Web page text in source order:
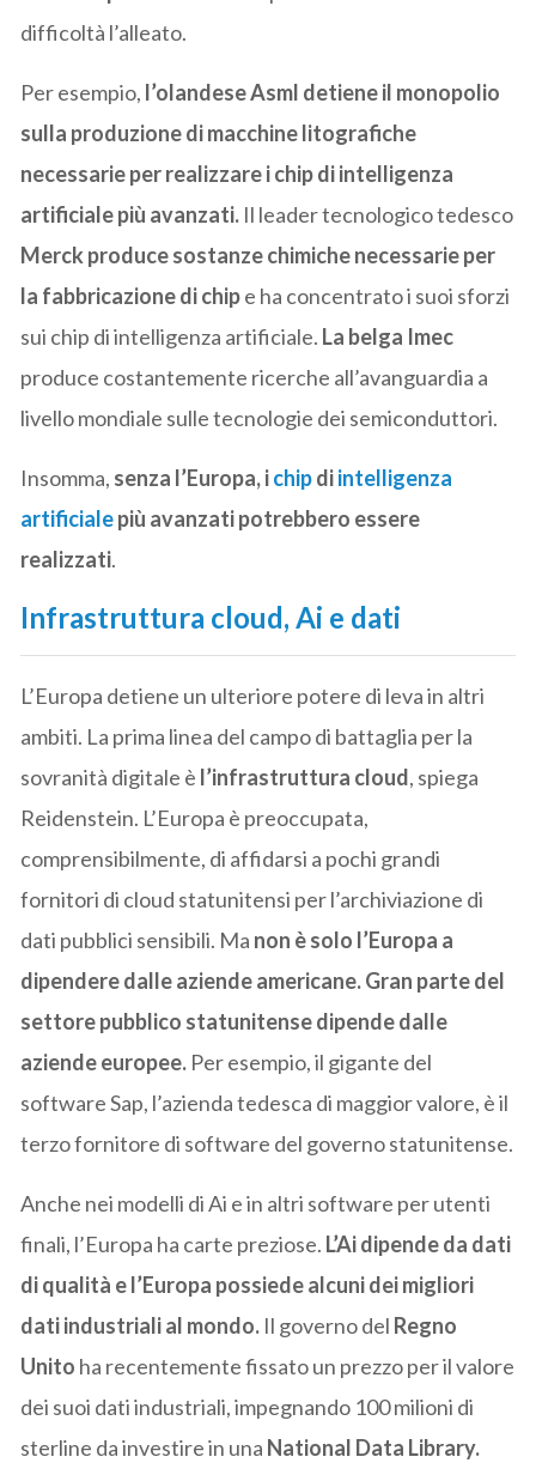
difficoltà l’alleato.
Per esempio, l’olandese Asml detiene il monopolio
sulla produzione di macchine litografiche
necessarie per realizzare i chip di intelligenza
artificiale più avanzati. Il leader tecnologico tedesco
Merck produce sostanze chimiche necessarie per
la fabbricazione di chipe ha concentrato i suoi sforzi
sui chip di intelligenza artificiale. La belga Imec
produce costantemente ricerche all’avanguardia a
livello mondiale sulle tecnologie dei semiconduttori.
Insomma, senza l’Europa, ichipdiintelligenza
artificialepiù avanzati potrebbero essere
realizzati.
Infrastruttura cloud, Ai e dati
L’Europa detiene un ulteriore potere di leva in altri
ambiti. La prima linea del campo di battaglia per la
sovranità digitale è l’infrastruttura cloud, spiega
Reidenstein. L’Europa è preoccupata,
comprensibilmente, di affidarsi a pochi grandi
fornitori di cloud statunitensi per l’archiviazione di
dati pubblici sensibili. Ma non è solo l’Europa a
dipendere dalle aziende americane. Gran parte del
settore pubblico statunitense dipende dalle
aziende europee. Per esempio, il gigante del
software Sap, l’azienda tedesca di maggior valore, è il
terzo fornitore di software del governo statunitense.
Anche nei modelli di Ai e in altri software per utenti
finali, l’Europa ha carte preziose. L’Ai dipende da dati
di qualità e l’Europa possiede alcuni dei migliori
dati industriali al mondo. Il governo del Regno
Unito ha recentemente fissato un prezzo per il valore
dei suoi dati industriali, impegnando 100 milioni di
sterline da investire in una National Data Library.